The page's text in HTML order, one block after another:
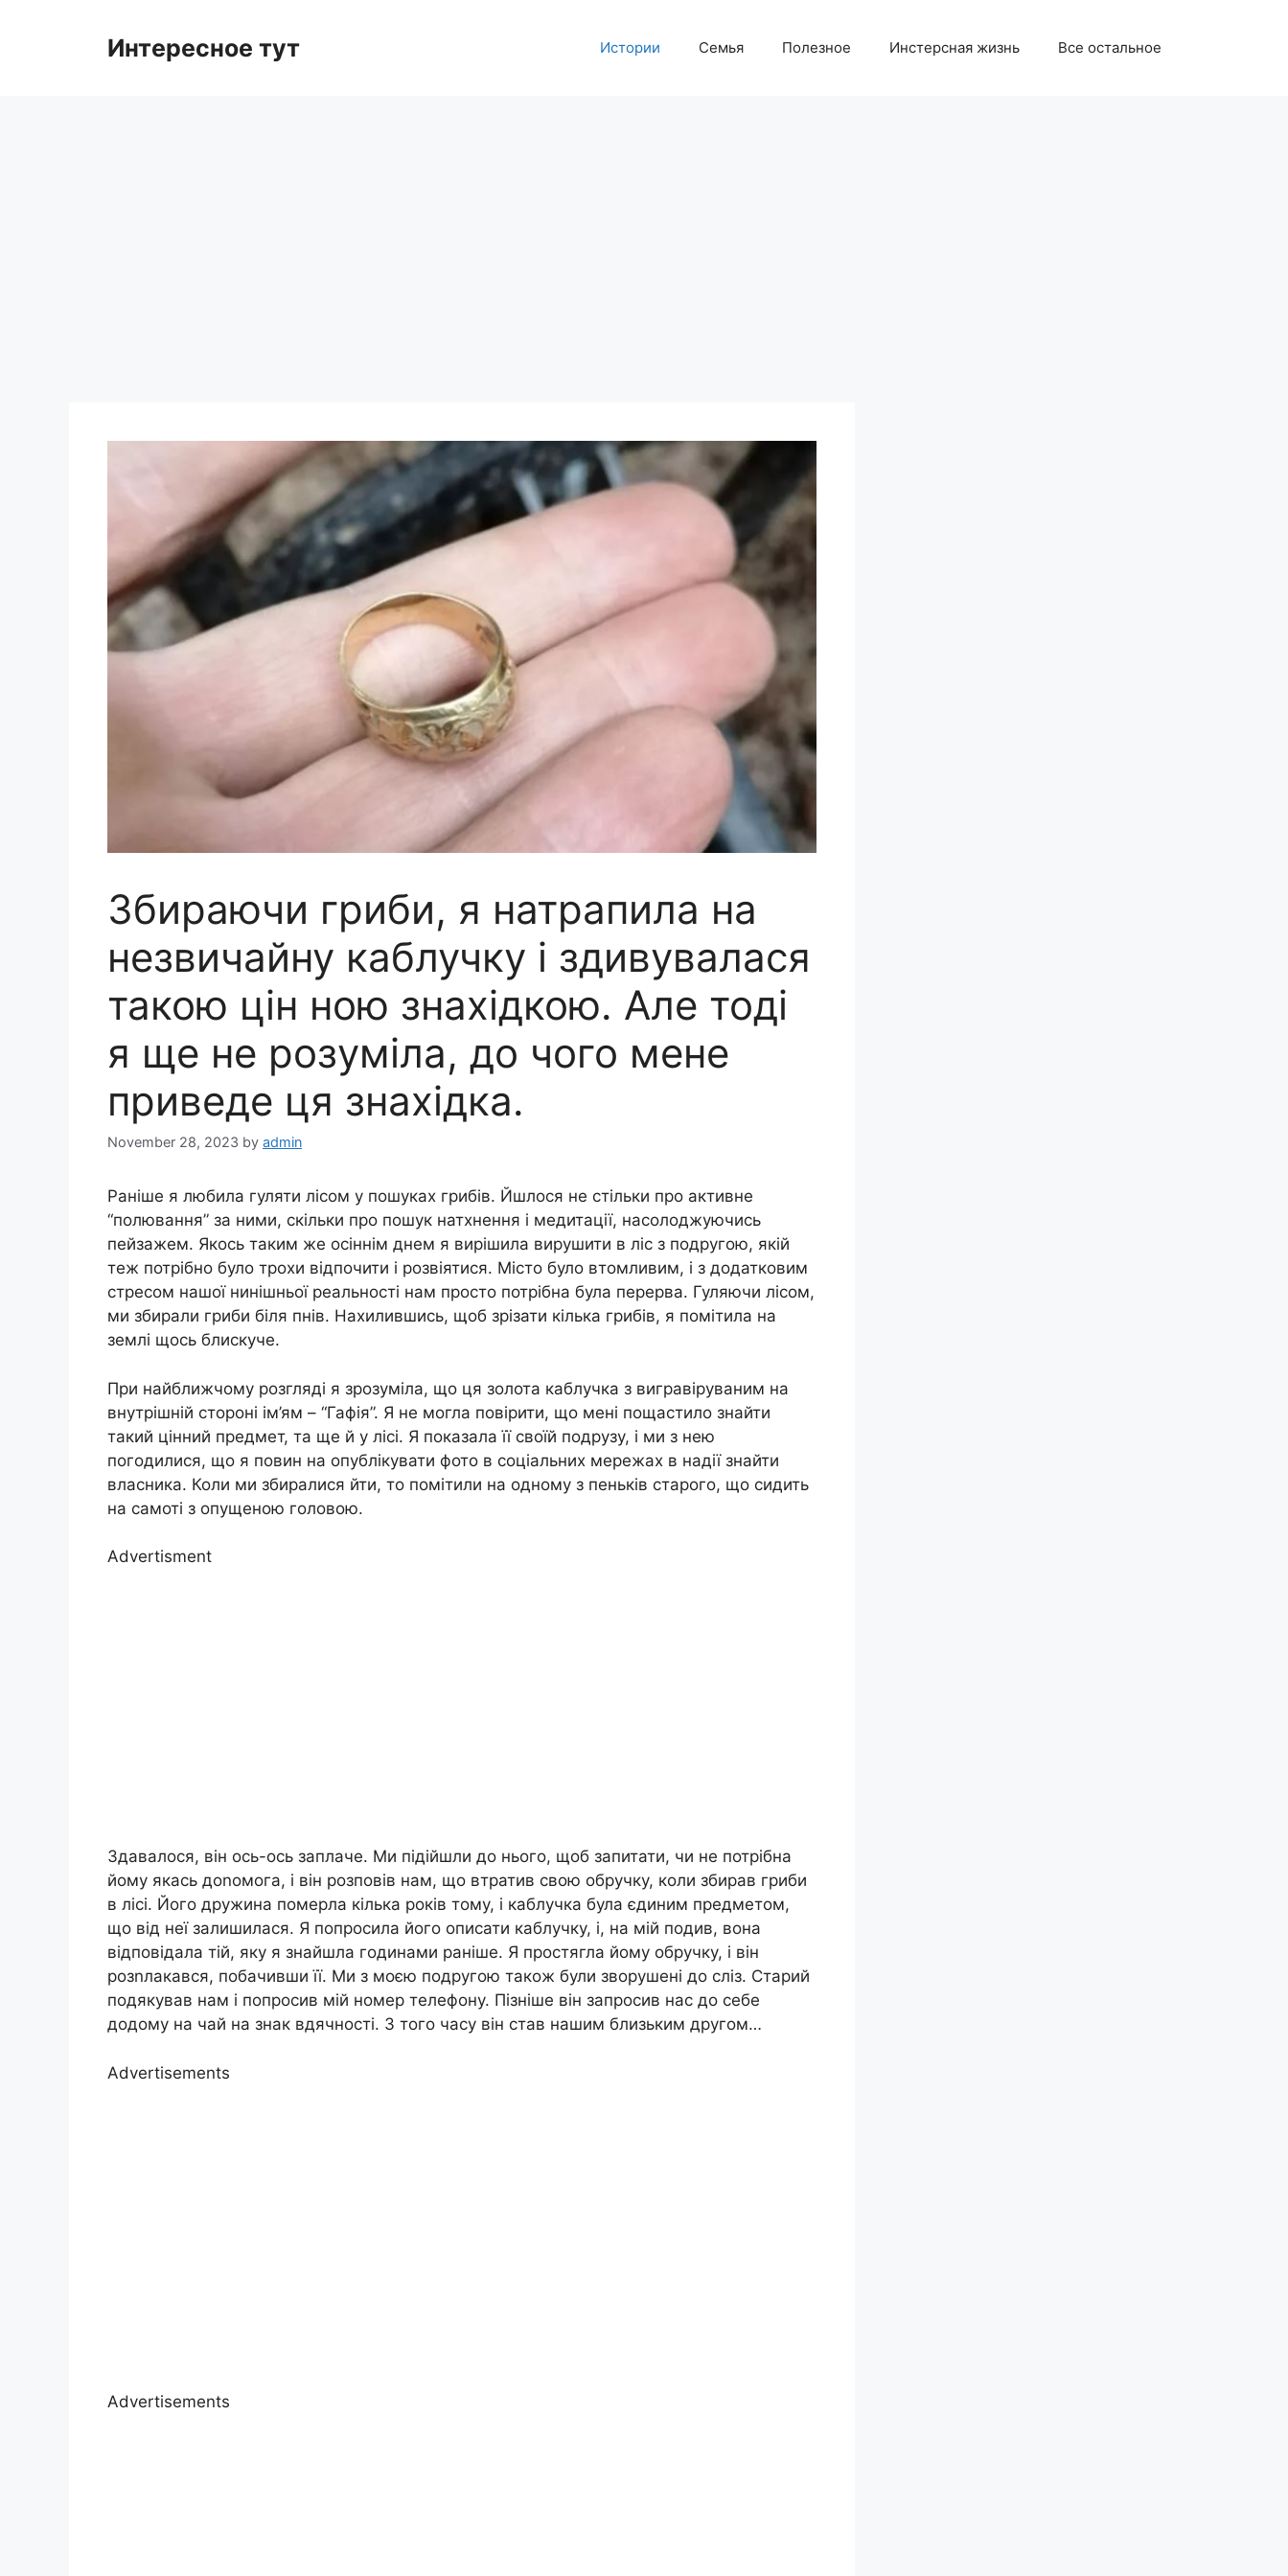
Интересное тут Истории Семья Полезное Инстерсная жизнь Все остальное
Збираючи гриби, я натрапила на
незвичайну каблучку і здивувалася
такою цін ною знахідкою. Але тоді
я ще не розуміла, до чого мене
приведе ця знахідка.
November 28, 2023 by admin
Раніше я любила гуляти лісом у пошуках грибів. Йшлося не стільки про активне
“полювання” за ними, скільки про пошук натхнення і медитації, насолоджуючись
пейзажем. Якось таким же осіннім днем я вирішила вирушити в ліс з подругою, якій
теж потрібно було трохи відпочити і розвіятися. Місто було втомливим, і з додатковим
стресом нашої нинішньої реальності нам просто потрібна була перерва. Гуляючи лісом,
ми збирали гриби біля пнів. Нахилившись, щоб зрізати кілька грибів, я помітила на
землі щось блискуче.
При найближчому розгляді я зрозуміла, що ця золота каблучка з вигравіруваним на
внутрішній стороні ім’ям – “Гафія”. Я не могла повірити, що мені пощастило знайти
такий цінний предмет, та ще й у лісі. Я показала її своїй подрузу, і ми з нею
погодилися, що я повин на опублікувати фото в соціальних мережах в надії знайти
власника. Коли ми збиралися йти, то помітили на одному з пеньків старого, що сидить
на самоті з опущеною головою.
Advertisment
Здавалося, він ось-ось заплаче. Ми підійшли до нього, щоб запитати, чи не потрібна
йому якась доnомога, і він розповів нам, що втратив свою обручку, коли збирав гриби
в лісі. Його дружина померла кілька років тому, і каблучка була єдиним предметом,
що від неї залишилася. Я попросила його описати каблучку, і, на мій подив, вона
відповідала тій, яку я знайшла годинами раніше. Я простягла йому обручку, і він
розnлакався, побачивши її. Ми з моєю подругою також були зворушені до сліз. Старий
подякував нам і попросив мій номер телефону. Пізніше він запросив нас до себе
додому на чай на знак вдячності. З того часу він став нашим близьким другом…
Advertisements
Advertisements